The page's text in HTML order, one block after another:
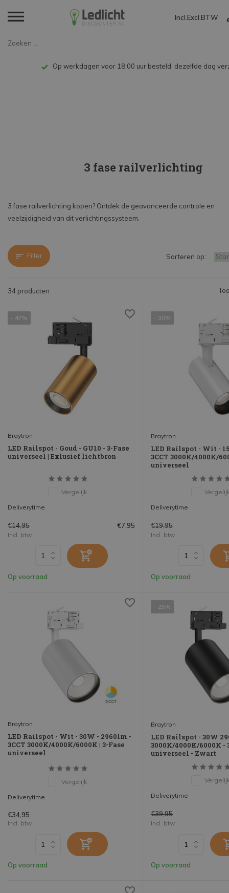
Incl. Excl. BTW
Op werkdagen voor 18:00 uur besteld, dezelfde dag
3 fase railverlichting
3 fase railverlichting kopen? Ontdek de geavanceerde controle en
veelzijdigheid van dit verlichtingssysteem.
Filter
34 producten
Sorteren op:
- 47%
Braytron
LED Railspot - Goud - GU10 - 3-Fase
universeel | Exlusief lichtbron
Vergelijk
Deliverytime
€14,95 €7,95
Incl. btw
Op voorraad
- 30%
Braytron
LED Railspot - Wit -
3CCT 3000K/4000K/
universeel
Deliverytime
€19,95
Incl. btw
Op voorraad
Braytron
LED Railspot - Wit - 30W - 2960lm -
3CCT 3000K/4000K/6000K | 3-Fase
universeel
Vergelijk
Deliverytime
€34,95
Incl. btw
Op voorraad
- 25%
Braytron
LED Railspot - 30W
3000K/4000K/6000K -
universeel - Zwart
Deliverytime
€39,95
Incl. btw
Op voorraad